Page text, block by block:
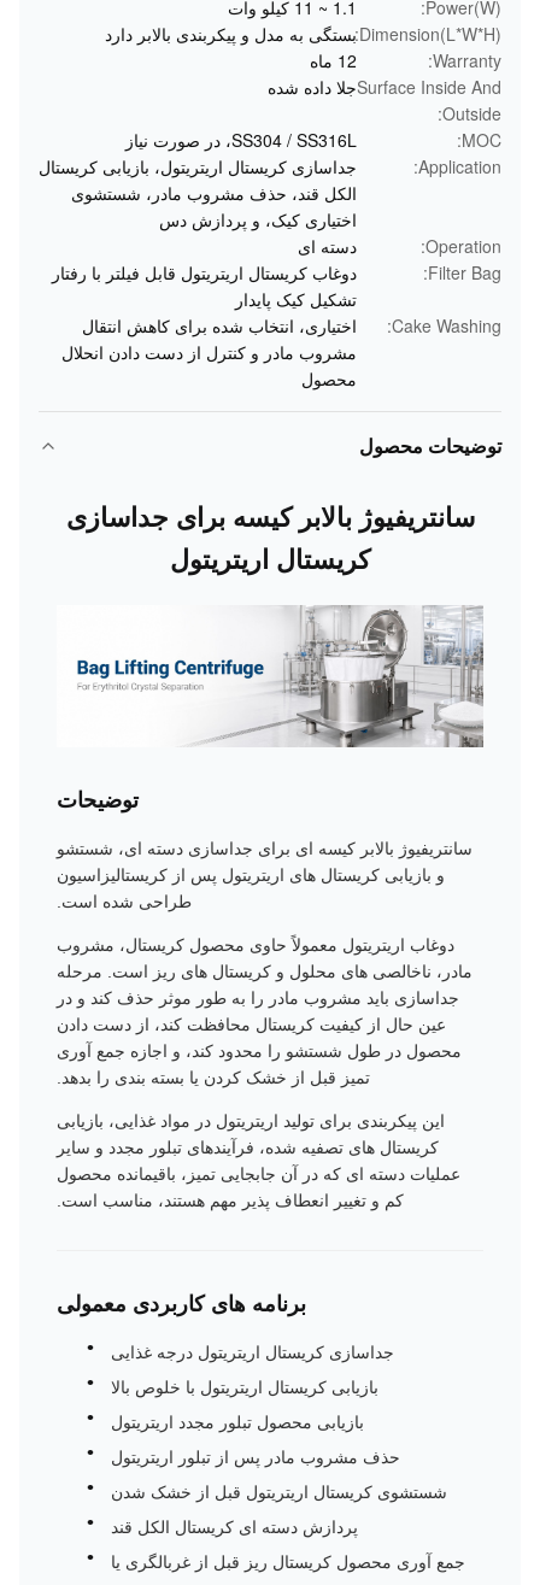
Power(W):
1.1 ~ 11 کیلو وات
Dimension(L*W*H):بستگی به مدل و پیکربندی بالابر دارد
Warranty:
12 ماه
Surface Inside And
Outside:
جلا داده شده
MOC:
SS304 / SS316L، در صورت نیاز
Application:
جداسازی کریستال اریتریتول، بازیابی کریستال
الکل قند، حذف مشروب مادر، شستشوی
اختیاری کیک، و پردازش دس
Operation:
دسته ای
Filter Bag:
دوغاب کریستال اریتریتول قابل فیلتر با رفتار
تشکیل کیک پایدار
Cake Washing:
اختیاری، انتخاب شده برای کاهش انتقال
مشروب مادر و کنترل از دست دادن انحلال
محصول
توضیحات محصول
سانتریفیوژ بالابر کیسه برای جداسازی
کریستال اریتریتول
توضیحات
سانتریفیوژ بالابر کیسه ای برای جداسازی دسته ای، شستشو
و بازیابی کریستال های اریتریتول پس از کریستالیزاسیون
طراحی شده است.
دوغاب اریتریتول معمولاً حاوی محصول کریستال، مشروب
مادر، ناخالصی های محلول و کریستال های ریز است. مرحله
جداسازی باید مشروب مادر را به طور موثر حذف کند و در
عین حال از کیفیت کریستال محافظت کند، از دست دادن
محصول در طول شستشو را محدود کند، و اجازه جمع آوری
تمیز قبل از خشک کردن یا بسته بندی را بدهد.
این پیکربندی برای تولید اریتریتول در مواد غذایی، بازیابی
کریستال های تصفیه شده، فرآیندهای تبلور مجدد و سایر
عملیات دسته ای که در آن جابجایی تمیز، باقیمانده محصول
کم و تغییر انعطاف پذیر مهم هستند، مناسب است.
برنامه های کاربردی معمولی
جداسازی کریستال اریتریتول درجه غذایی
بازیابی کریستال اریتریتول با خلوص بالا
بازیابی محصول تبلور مجدد اریتریتول
حذف مشروب مادر پس از تبلور اریتریتول
شستشوی کریستال اریتریتول قبل از خشک شدن
پردازش دسته ای کریستال الکل قند
جمع آوری محصول کریستال ریز قبل از غربالگری یا